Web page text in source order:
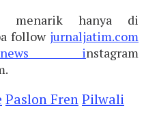
menarik hanya di
follow jurnaljatim.com
instagram
Paslon FrenPilwali